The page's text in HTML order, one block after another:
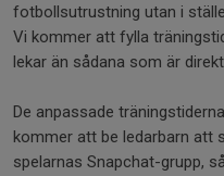
fotbollsutrustning utan i
Vi kommer att fylla
lekar än sådana som är
De anpassade
kommer att be ledarbarn att
spelarnas Snapchat-grupp,